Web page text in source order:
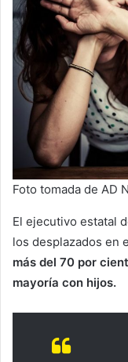
Foto tomada de AD
El ejecutivo estatal
los desplazados en
más del 70 por
mayoría con hijos.